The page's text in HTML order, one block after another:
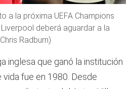
a la próxima UEFA Champions
deberá aguardar a la
Radburn)
inglesa que ganó la institución
fue en 1980. Desde